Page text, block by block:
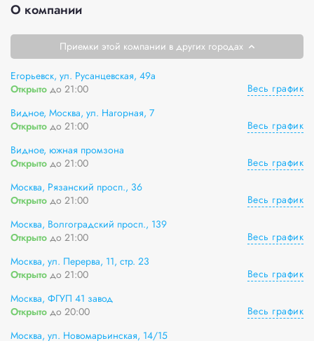
О компании
Приемки этой компании в других городах
Егорьевск, ул. Русанцевская, 49а
Открыто до 21:00
Весь график
Видное, Москва, ул. Нагорная, 7
Открыто до 21:00
Весь график
Видное, южная промзона
Открыто до 21:00
Весь график
Москва, Рязанский просп., 36
Открыто до 21:00
Весь график
Москва, Волгоградский просп., 139
Открыто до 21:00
Весь график
Москва, ул. Перерва, 11, стр. 23
Открыто до 21:00
Весь график
Москва, ФГУП 41 завод
Открыто до 20:00
Весь график
Москва, ул. Новомарьинская, 14/15